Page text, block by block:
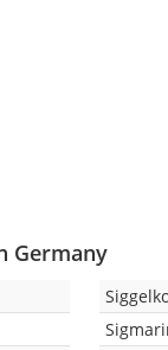
Germany